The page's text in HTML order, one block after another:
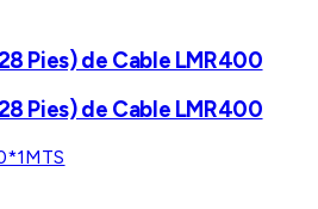
Pies) de Cable LMR400
Pies) de Cable LMR400